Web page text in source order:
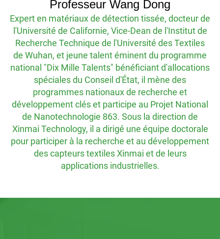
Professeur Wang Dong
en matériaux de détection tissée, docteur de
de Californie, Vice-Dean de l'Institut de
Technique de l'Université des Textiles
Wuhan, et jeune talent éminent du programme
"Dix Mille Talents" bénéficiant d'allocations
spéciales du Conseil d'État, il mène des
programmes nationaux de recherche et
clés et participe au Projet National
de Nanotechnologie 863. Sous la direction de
Technology, il a dirigé une équipe doctorale
participer à la recherche et au développement
des capteurs textiles Xinmai et de leurs
applications industrielles.